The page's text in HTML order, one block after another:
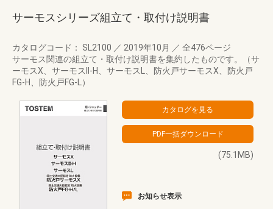
サーモスシリーズ組立て・取付け説明書
カタログコード： SL2100 ／ 2019年10月 ／ 全476ページ
サーモス関連の組立て・取付け説明書を集約したものです。（サ
ーモスX、サーモスII-H、サーモスL、防火戸サーモスX、防火戸
FG-H、防火戸FG-L）
(75.1MB)
お知らせ表示